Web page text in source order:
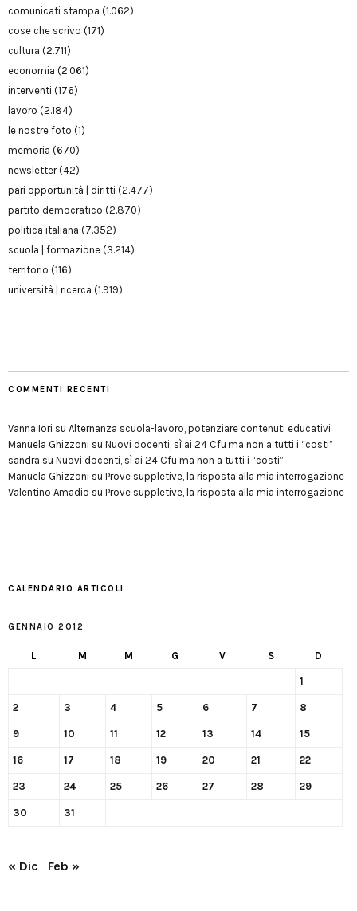
comunicati stampa (1.062)
cose che scrivo (171)
cultura (2.711)
economia (2.061)
interventi (176)
lavoro (2.184)
le nostre foto (1)
memoria (670)
newsletter(42)
pari opportunità | diritti (2.477)
partito democratico (2.870)
politica italiana (7.352)
scuola | formazione (3.214)
territorio (116)
università | ricerca (1.919)
COMMENTI RECENTI
Vanna Iori su Alternanza scuola-lavoro, potenziare contenuti educativi
Manuela Ghizzoni su Nuovi docenti, sì ai 24 Cfu ma non a tutti i “costi”
sandra su Nuovi docenti, sì ai 24 Cfu ma non a tutti i “costi”
Manuela Ghizzoni su Prove suppletive, la risposta alla mia interrogazione
Valentino Amadio su Prove suppletive, la risposta alla mia interrogazione
CALENDARIO ARTICOLI
GENNAIO 2012
L M M G V S D
1
2 3 4 5 6 7 8
9 10 11 12 13 14 15
16 17 18 19 20 21 22
23 24 25 26 27 28 29
30 31
« Dic Feb »